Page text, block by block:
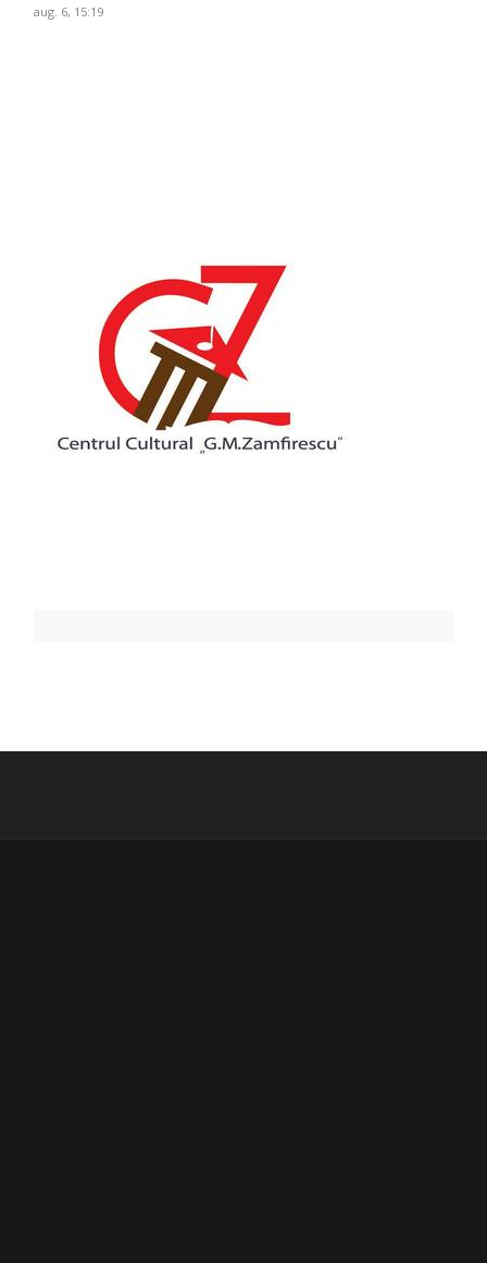
aug. 6, 15:19